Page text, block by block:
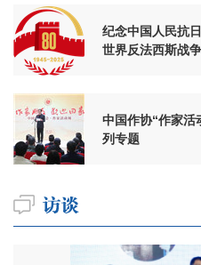
纪念中国人民抗
世界反法西斯战
中国作协“作家活
列专题